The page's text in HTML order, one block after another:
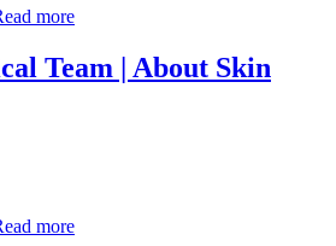
more
Team | About Skin
more